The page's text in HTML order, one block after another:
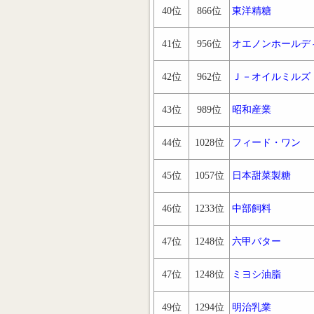
40位 866位 東洋精糖
41位 956位 オエノンホールデ
42位 962位 Ｊ－オイルミルズ
43位 989位 昭和産業
44位 1028位 フィード・ワン
45位 1057位 日本甜菜製糖
46位 1233位 中部飼料
47位 1248位 六甲バター
47位 1248位 ミヨシ油脂
49位 1294位 明治乳業